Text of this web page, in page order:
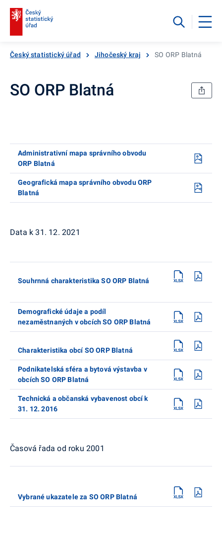
Český statistický úřad Jihočeský kraj SO ORP Blatná
SO ORP Blatná
Administrativní mapa správního obvodu
ORP Blatná
Geografická mapa správního obvodu ORP
Blatná
Data k 31. 12. 2021
Souhrnná charakteristika SO ORP Blatná
Demografické údaje a podíl
nezaměstnaných v obcích SO ORP Blatná
Charakteristika obcí SO ORP Blatná
Podnikatelská sféra a bytová výstavba v
obcích SO ORP Blatná
Technická a občanská vybavenost obcí k
31. 12. 2016
Časová řada od roku 2001
Vybrané ukazatele za SO ORP Blatná